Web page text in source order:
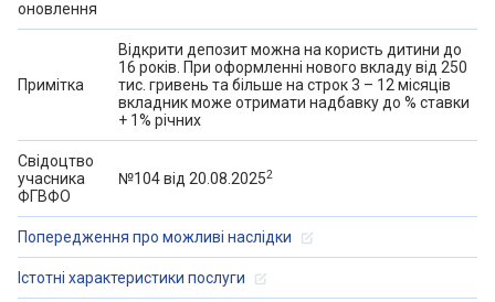
агентство Fitch Ratings у 2023 році підтвердило рейтинги
Приватбанку: довгостроковий рейтинг дефолту емітента
(РДЕ) Приватбанку в іноземній валюті на рівні CCC- і
довгостроковий рейтинг дефолту в національній валюті
на рівні CCC:
https://minfin.com.ua/ua/2023/07/06/108504050/ — За
результатами міжнародного дослідження ефективності
інтернет-банків для бізнесу Business Online Banking 2023,
який щорічно проводить SME Banking Club, «Приват24
для бізнесу» визнано найефективнішим інтернет-банком
оновлення
Примітка
Відкрити депозит можна на користь дитини до
16 років. При оформленні нового вкладу від 250
тис. гривень та більше на строк 3 – 12 місяців
вкладник може отримати надбавку до % ставки
+ 1% річних
Свідоцтво
учасника
ФГВФО
№104 від 20.08.20252
Попередження про можливі наслідки
Істотні характеристики послуги